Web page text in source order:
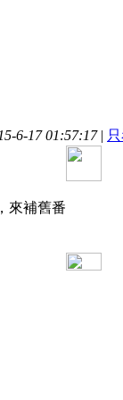
6-17 01:57:17 |
來補舊番